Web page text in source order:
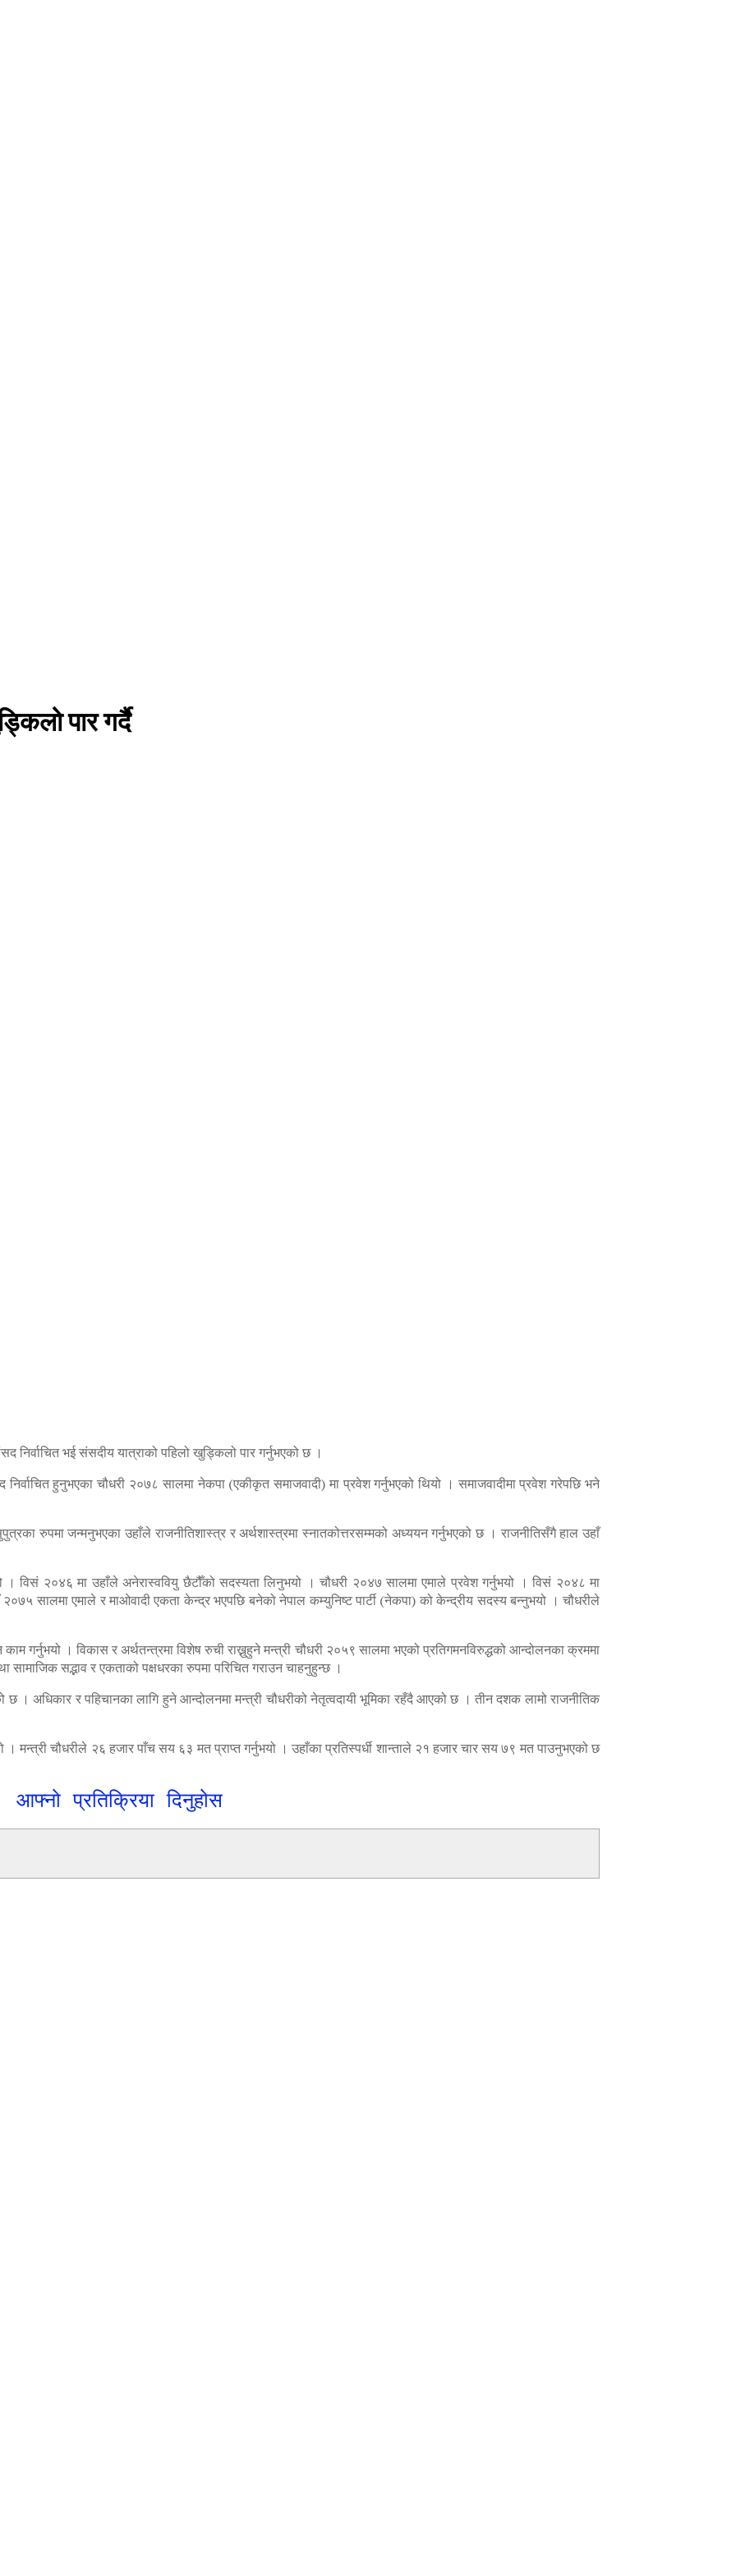
पार गर्दै
निर्वाचित भई संसदीय यात्राको पहिलो खुड्किलो पार गर्नुभएको छ ।
हुनुभएका चौधरी २०७८ सालमा नेकपा (एकीकृत समाजवादी) मा प्रवेश गर्नुभएको थियो । समाजवादीमा प्रवेश गरेपछि भने
रुपमा जन्मनुभएका उहाँले राजनीतिशास्त्र र अर्थशास्त्रमा स्नातकोत्तरसम्मको अध्ययन गर्नुभएको छ । राजनीतिसँगै हाल उहाँ
विसं २०४६ मा उहाँले अनेरास्ववियु छैटौँको सदस्यता लिनुभयो । चौधरी २०४७ सालमा एमाले प्रवेश गर्नुभयो । विसं २०४८ मा
सालमा एमाले र माओवादी एकता केन्द्र भएपछि बनेको नेपाल कम्युनिष्ट पार्टी (नेकपा) को केन्द्रीय सदस्य बन्नुभयो । चौधरीले
गर्नुभयो । विकास र अर्थतन्त्रमा विशेष रुची राख्नुहुने मन्त्री चौधरी २०५९ सालमा भएको प्रतिगमनविरुद्धको आन्दोलनका क्रममा
सद्भाव र एकताको पक्षधरका रुपमा परिचित गराउन चाहनुहुन्छ ।
। अधिकार र पहिचानका लागि हुने आन्दोलनमा मन्त्री चौधरीको नेतृत्वदायी भूमिका रहँदै आएको छ । तीन दशक लामो राजनीतिक
। मन्त्री चौधरीले २६ हजार पाँच सय ६३ मत प्राप्त गर्नुभयो । उहाँका प्रतिस्पर्धी शान्ताले २१ हजार चार सय ७९ मत पाउनुभएको छ
आफ्नो प्रतिक्रिया दिनुहोस